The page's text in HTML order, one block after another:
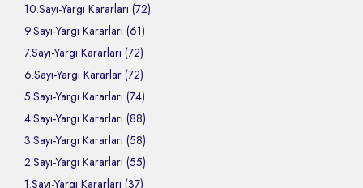
10.Sayı-Yargı Kararları (72)
9.Sayı-Yargı Kararları (61)
7.Sayı-Yargı Kararları (72)
6.Sayı-Yargı Kararlar (72)
5.Sayı-Yargı Kararları (74)
4.Sayı-Yargı Kararları (88)
3.Sayı-Yargı Kararları (58)
2.Sayı-Yargı Kararları (55)
1.Sayı-Yargı Kararları (37)